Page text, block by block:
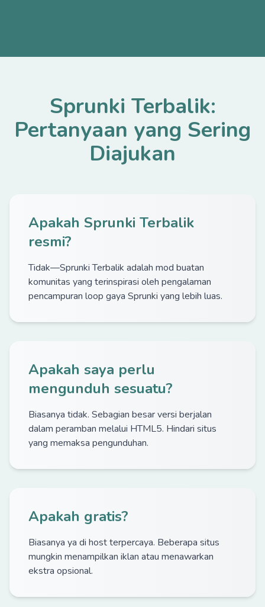
Sprunki Terbalik:
Pertanyaan yang Sering
Diajukan
Apakah Sprunki Terbalik
resmi?
Tidak—Sprunki Terbalik adalah mod buatan
komunitas yang terinspirasi oleh pengalaman
pencampuran loop gaya Sprunki yang lebih luas.
Apakah saya perlu
mengunduh sesuatu?
Biasanya tidak. Sebagian besar versi berjalan
dalam peramban melalui HTML5. Hindari situs
yang memaksa pengunduhan.
Apakah gratis?
Biasanya ya di host terpercaya. Beberapa situs
mungkin menampilkan iklan atau menawarkan
ekstra opsional.